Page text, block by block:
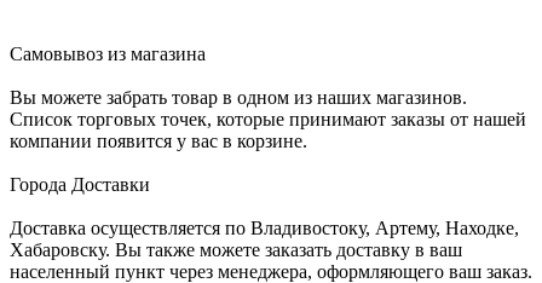
Самовывоз из магазина
Вы можете забрать товар в одном из наших магазинов.
Список торговых точек, которые принимают заказы от нашей
компании появится у вас в корзине.
Города Доставки
Доставка осуществляется по Владивостоку, Артему, Находке,
Хабаровску. Вы также можете заказать доставку в ваш
населенный пункт через менеджера, оформляющего ваш заказ.